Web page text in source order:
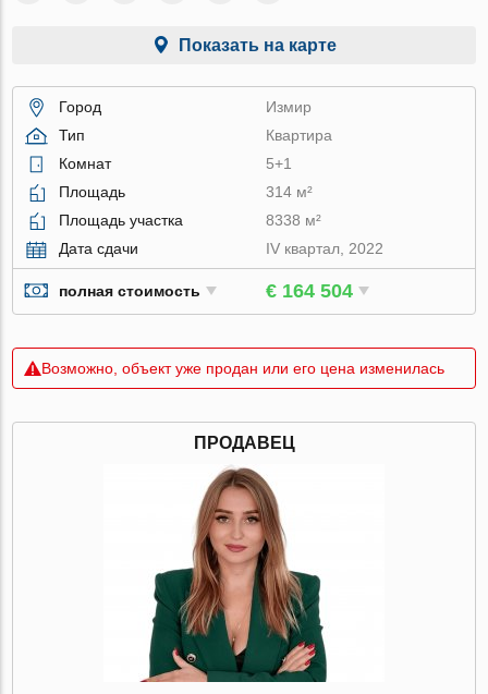
Показать на карте
Город
Измир
Тип
Квартира
Комнат
5+1
Площадь
314 м²
Площадь участка
8338 м²
Дата сдачи
IV квартал, 2022
полная стоимость € 164 504
Возможно, объект уже продан или его цена изменилась
ПРОДАВЕЦ